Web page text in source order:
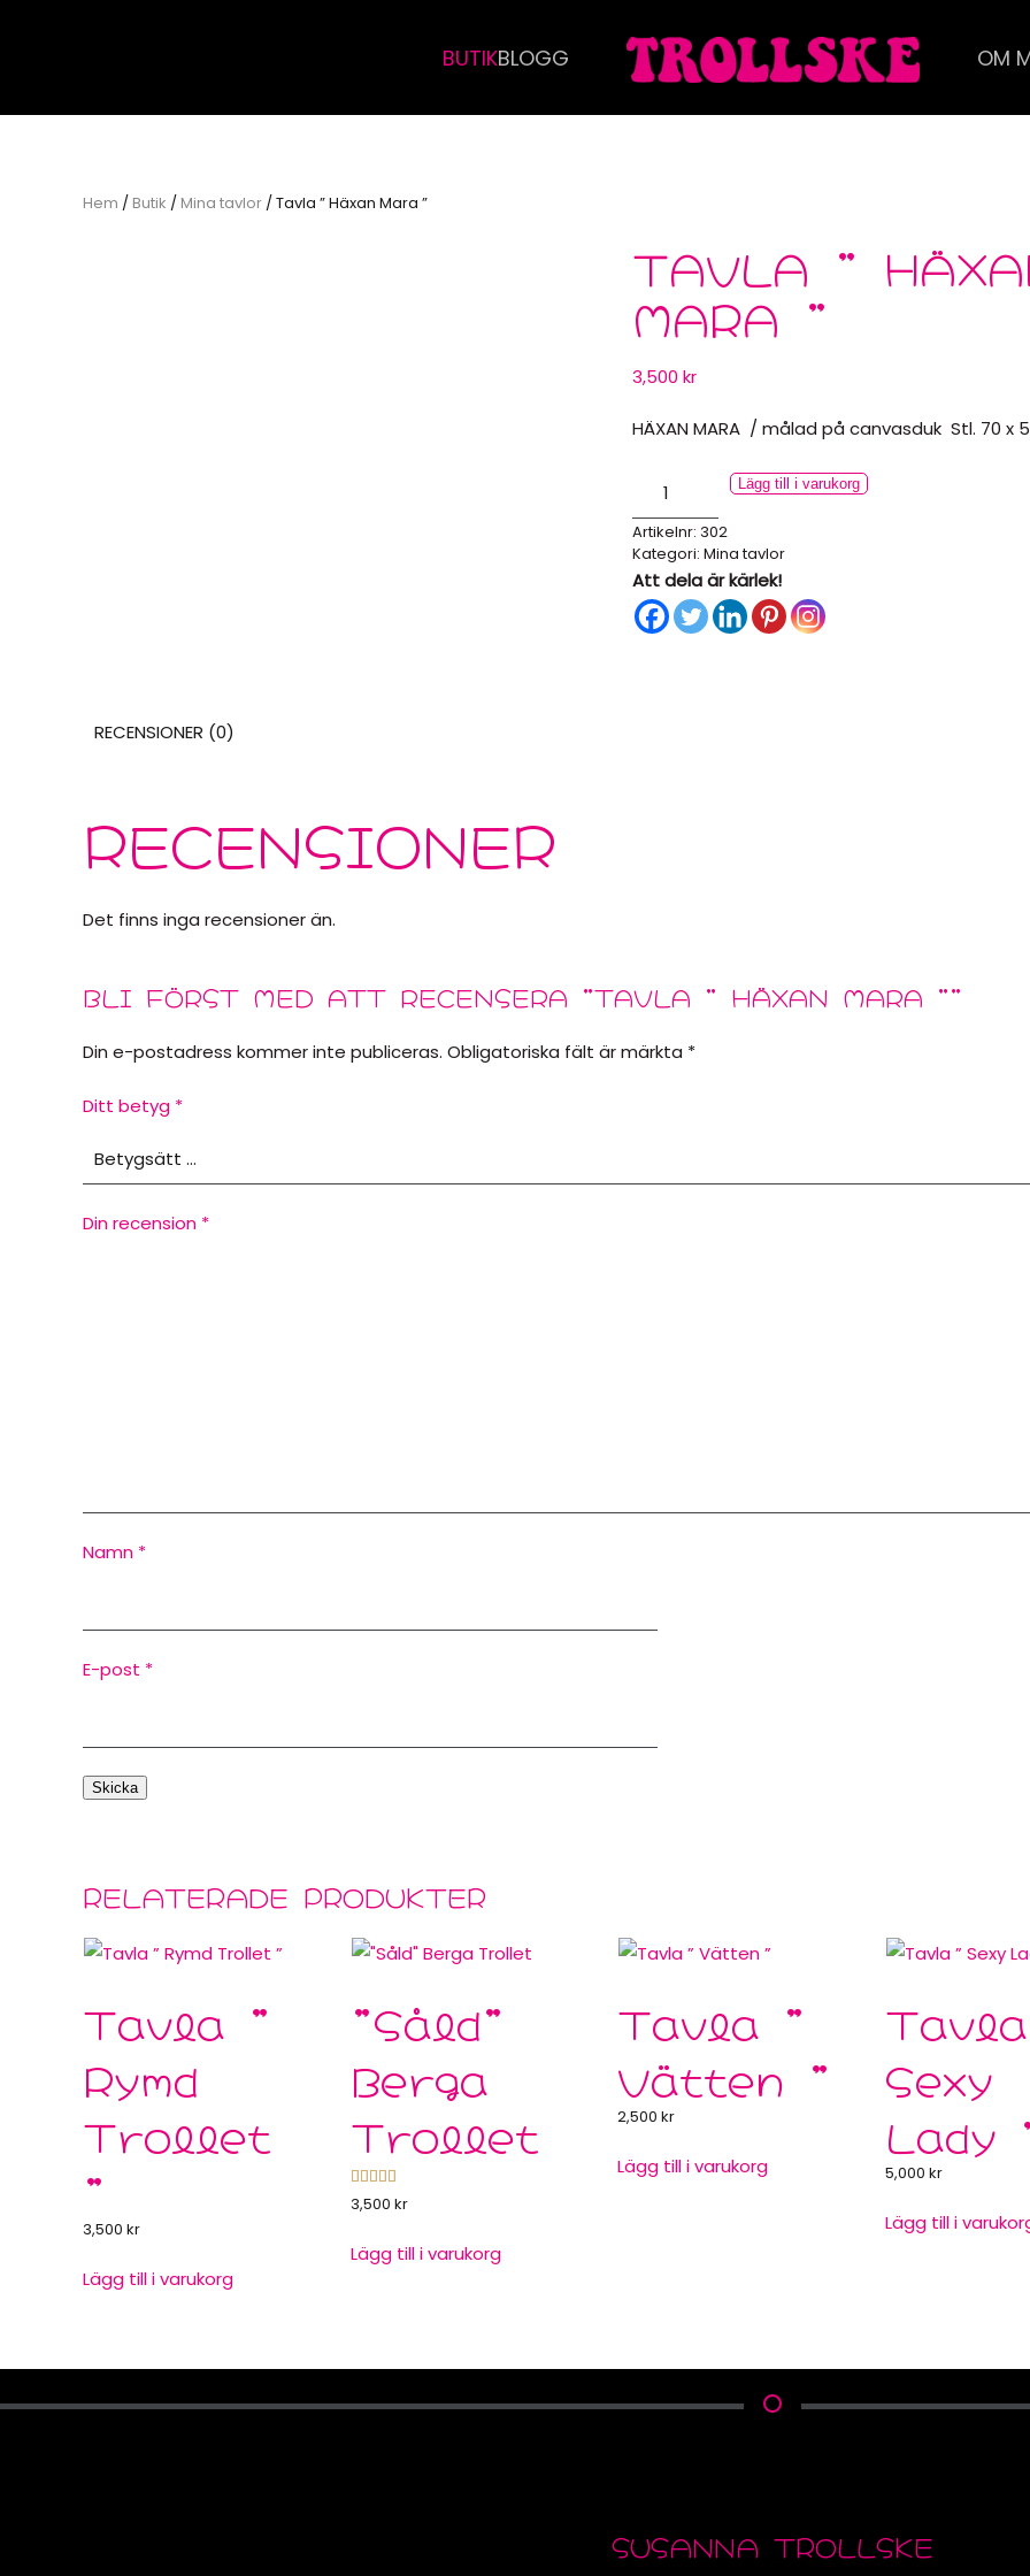
BUTIKBLOGG OM
Hem / Butik / Mina tavlor / Tavla ” Häxan Mara ”
TAVLA ”
MARA ”
3,500 kr
HÄXAN MARA / målad på canvasduk Stl. 70 x
Tavla
”
Häxan
Mara
”
mängd
Lägg till i varukorg
Artikelnr: 302
Kategori: Mina tavlor
Att dela är kärlek!
RECENSIONER (0)
RECENSIONER
Det finns inga recensioner än.
BLI FÖRST MED ATT RECENSERA ”TAVLA ” HÄXAN MARA ””
Din e-postadress kommer inte publiceras. Obligatoriska fält är märkta *
Ditt betyg *
Din recension *
Namn *
E-post *
RELATERADE PRODUKTER
Tavla ”
Rymd
Trollet
”
3,500 kr
Lägg till i varukorg
”Såld”
Berga
Trollet
3,500 kr
Lägg till i varukorg
Tavla ”
Vätten ”
2,500 kr
Lägg till i varukorg
Sexy
Lady
5,000 kr
Lägg till i
SUSANNA TROLLSKE